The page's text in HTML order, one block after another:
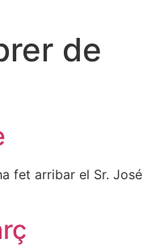
de
fet arribar el Sr. José